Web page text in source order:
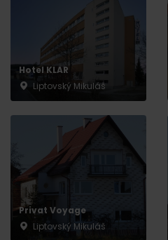
Hotel KLAR
Liptovský Mikuláš
Privat Voyage
Liptovský Mikuláš